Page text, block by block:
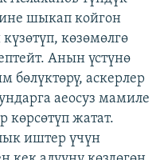
шыкап койгон
көзөмөлгө
Анын үстүнө
аскерлер
аеосуз мамиле
көрсөтүп жатат.
иштер үчүн